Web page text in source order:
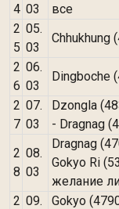
4 03
все
2
5
05.
03
Chhukhung
2
6
06.
03
Dingboche
2
7
07.
03
Dzongla
- Dragnag
2
8
08.
03
Dragnag
Gokyo Ri
желание
2 09.
Gokyo